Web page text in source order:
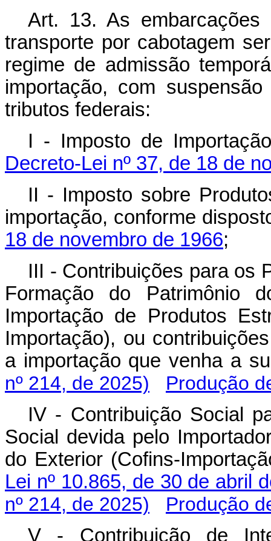
Art. 13. As
transporte por cabotagem
regime de admissão
importação, com
tributos federais:
I - Imposto de
Decreto-Lei nº 37, de 18 de
II - Imposto sobre
importação, conforme
18 de novembro de 1966;
III - Contribuições para os
Formação do Patrimônio
Importação de Produtos
Importação), ou
a importação que venha a
nº 214, de 2025)
Produção
IV - Contribuição Social
Social devida pelo
do Exterior (Cofins-
Lei nº 10.865, de 30 de abril
nº 214, de 2025)
Produção
V - Contribuição de